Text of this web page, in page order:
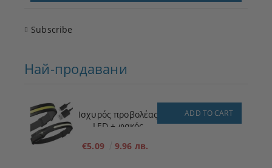
Subscribe
Най-продавани
Ισχυρός προβολέας
LED + φακός
€5.09
9.96 лв.
ADD TO CART